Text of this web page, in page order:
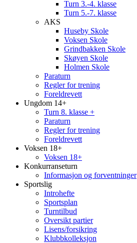
Turn 3.-4. klasse
Turn 5.-7. klasse
AKS
Huseby Skole
Voksen Skole
Grindbakken Skole
Skøyen Skole
Holmen Skole
Paraturn
Regler for trening
Foreldrevett
Ungdom 14+
Turn 8. klasse +
Paraturn
Regler for trening
Foreldrevett
Voksen 18+
Voksen 18+
Konkurranseturn
Informasjon og forventninger
Sportslig
Introhefte
Sportsplan
Turntilbud
Oversikt partier
Lisens/forsikring
Klubbkolleksjon